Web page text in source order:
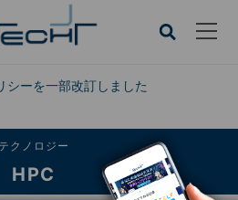
シーを一部改訂しました
CLOSE
テクノロジー
HPC